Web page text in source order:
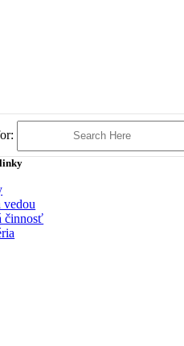
vedou
činnosť